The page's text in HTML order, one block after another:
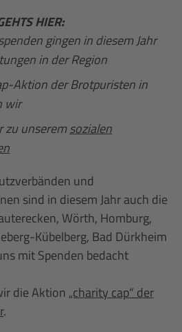
HIER:
gingen in diesem Jahr
in der Region
Aktion der Brotpuristen in
wir
zu unseremsozialen
und
sind in diesem Jahr auch die
Wörth, Homburg,
Kübelberg, Bad Dürkheim
mit Spenden bedacht
die Aktion „charity cap“ der
.